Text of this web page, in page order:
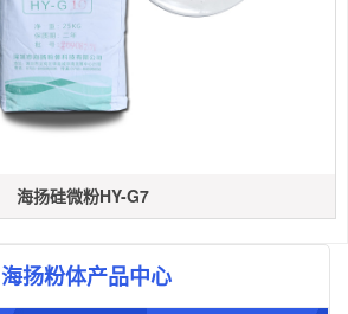
海扬硅微粉HY-G7
海扬粉体产品中心